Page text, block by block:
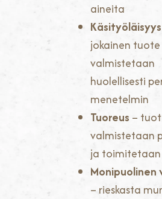
aineita
Käsityöläisyys
jokainen tuote
valmistetaan
huolellisesti
menetelmin
Tuoreus –
valmistetaan
ja
Monipuolinen
– rieskasta